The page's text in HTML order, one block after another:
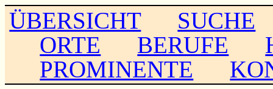
ÜBERSICHT
SUCHE
ORTE
BERUFE
PROMINENTE